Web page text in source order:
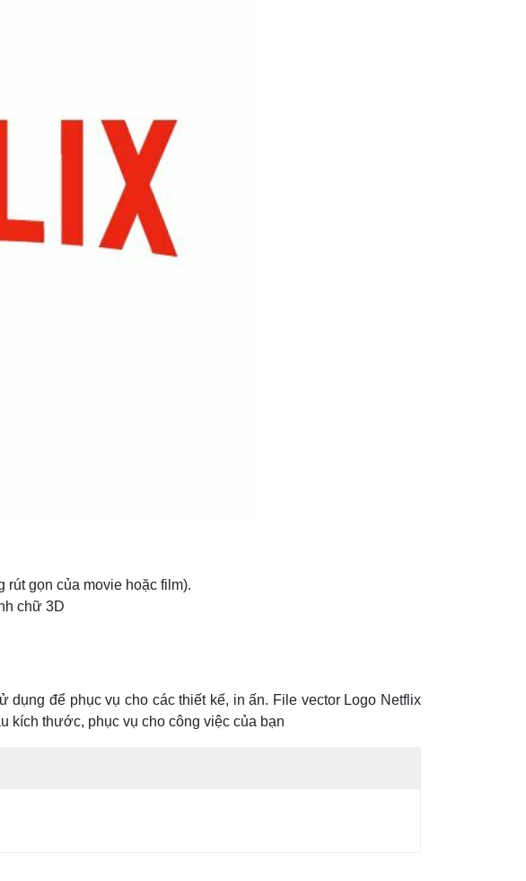
gọn của movie hoặc film).
chữ 3D
để phục vụ cho các thiết kế, in ấn. File vector Logo Netflix
kích thước, phục vụ cho công việc của bạn